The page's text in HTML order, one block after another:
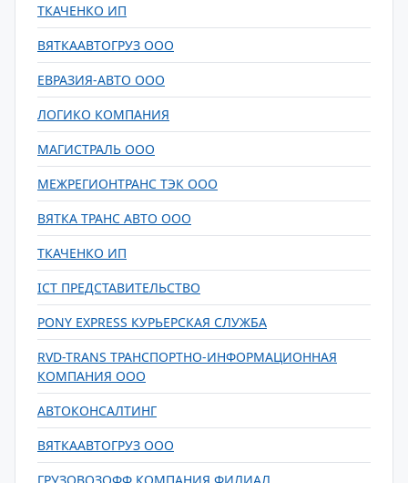
ТКАЧЕНКО ИП
ВЯТКААВТОГРУЗ ООО
ЕВРАЗИЯ-АВТО ООО
ЛОГИКО КОМПАНИЯ
МАГИСТРАЛЬ ООО
МЕЖРЕГИОНТРАНС ТЭК ООО
ВЯТКА ТРАНС АВТО ООО
ТКАЧЕНКО ИП
ICT ПРЕДСТАВИТЕЛЬСТВО
PONY EXPRESS КУРЬЕРСКАЯ СЛУЖБА
RVD-TRANS ТРАНСПОРТНО-ИНФОРМАЦИОННАЯ
КОМПАНИЯ ООО
АВТОКОНСАЛТИНГ
ВЯТКААВТОГРУЗ ООО